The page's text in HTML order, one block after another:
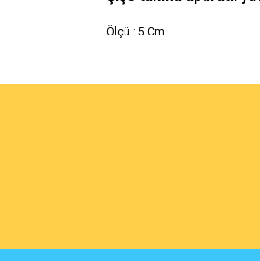
Ölçü : 5 Cm
Ürün resmi kalitesiz,